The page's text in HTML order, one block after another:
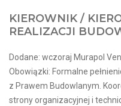
KIEROWNIK /
REALIZACJI
Dodane: wczoraj Murapol
Obowiązki: Formalne
z Prawem Budowlanym.
strony organizacyjnej i